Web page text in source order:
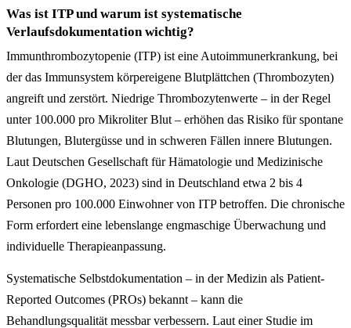
Was ist ITP und warum ist systematische
Verlaufsdokumentation wichtig?
Immunthrombozytopenie (ITP) ist eine Autoimmunerkrankung, bei
der das Immunsystem körpereigene Blutplättchen (Thrombozyten)
angreift und zerstört. Niedrige Thrombozytenwerte – in der Regel
unter 100.000 pro Mikroliter Blut – erhöhen das Risiko für spontane
Blutungen, Blutergüsse und in schweren Fällen innere Blutungen.
Laut Deutschen Gesellschaft für Hämatologie und Medizinische
Onkologie (DGHO, 2023) sind in Deutschland etwa 2 bis 4
Personen pro 100.000 Einwohner von ITP betroffen. Die chronische
Form erfordert eine lebenslange engmaschige Überwachung und
individuelle Therapieanpassung.
Systematische Selbstdokumentation – in der Medizin als Patient-
Reported Outcomes (PROs) bekannt – kann die
Behandlungsqualität messbar verbessern. Laut einer Studie im